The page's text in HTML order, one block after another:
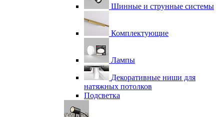
Шинные и струнные системы
Комплектующие
Лампы
Декоративные ниши для
натяжных потолков
Подсветка